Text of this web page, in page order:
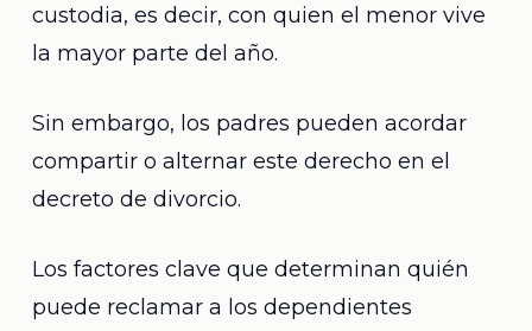
custodia, es decir, con quien el menor vive
la mayor parte del año.
Sin embargo, los padres pueden acordar
compartir o alternar este derecho en el
decreto de divorcio.
Los factores clave que determinan quién
puede reclamar a los dependientes